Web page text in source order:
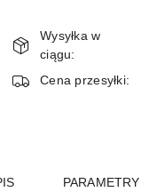
dostawa
Wysyłka w
ciągu:
Cena przesyłki:
PARAMETRY